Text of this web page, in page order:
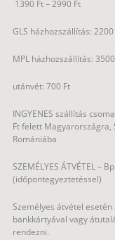
1390 Ft – 2990 Ft
GLS házhozszállítás: 2200
MPL házhozszállítás:
utánvét: 700 Ft
INGYENES szállítás
Ft felett Magyarországra,
Romániába
SZEMÉLYES ÁTVÉTEL –
(időpontegyeztetéssel)
Személyes átvétel
bankkártyával vagy
rendezni.